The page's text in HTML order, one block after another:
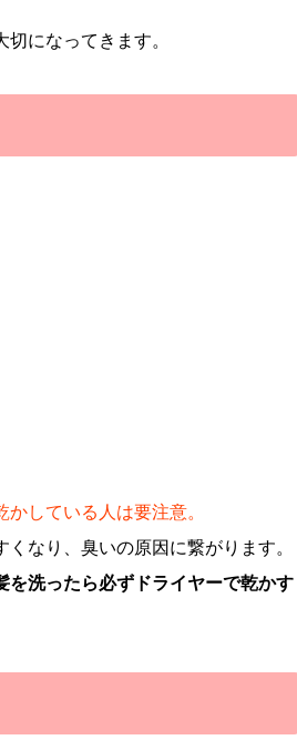
になってきます。
している人は要注意。
なり、臭いの原因に繋がります。
を洗ったら必ずドライヤーで乾かす